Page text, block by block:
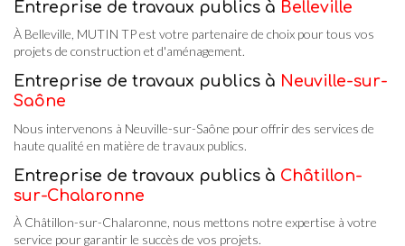
Entreprise de travaux publics à Belleville
À Belleville, MUTIN TP est votre partenaire de choix pour tous vos
projets de construction et d'aménagement.
Entreprise de travaux publics à Neuville-sur-
Saône
Nous intervenons à Neuville-sur-Saône pour offrir des services de
haute qualité en matière de travaux publics.
Entreprise de travaux publics à Châtillon-
sur-Chalaronne
À Châtillon-sur-Chalaronne, nous mettons notre expertise à votre
service pour garantir le succès de vos projets.